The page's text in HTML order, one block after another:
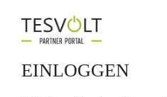
EINLOGGEN